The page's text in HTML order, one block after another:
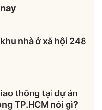
nhà ở xã hội 248
thông tại dự án
TP.HCM nói gì?